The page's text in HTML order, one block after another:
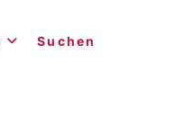
Suchen